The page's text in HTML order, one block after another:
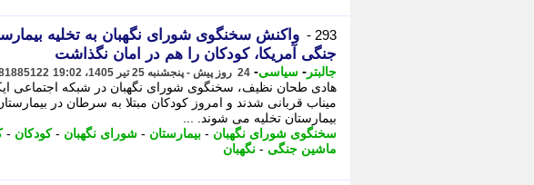
293 -
واکنش سخنگوی شورای نگهبان به تخلیه
جنگی آمریکا، کودکان را هم در امان نگذاشت
جالبتر - سیاسی- 24 روز پیش - پنجشنبه 25 تیر 1405، 19:02
هادی طحان نظیف، سخنگوی شورای نگهبان در شبکه اجتماعی
میناب قربانی شدند و امروز کودکان مبتلا به سرطان در
بیمارستان تخلیه می شوند. ...
سخنگوی شورای نگهبان - بیمارستان - شورای نگهبان -کودکان -
ماشین جنگی - نگهبان